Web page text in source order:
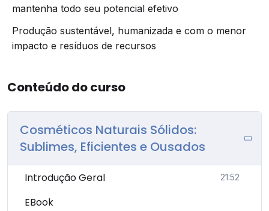
mantenha todo seu potencial efetivo
Produção sustentável, humanizada e com o menor
impacto e resíduos de recursos
Conteúdo do curso
Cosméticos Naturais Sólidos:
Sublimes, Eficientes e Ousados
Introdução Geral 21:52
EBook